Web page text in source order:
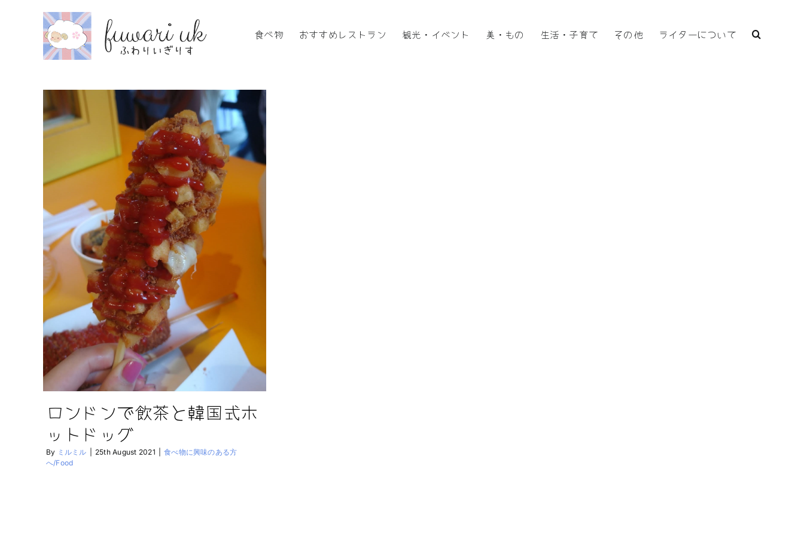
食べ物 おすすめレストラン 観光・イベント 美・もの 生活・子育て その他 ライターについて
ロンドンで飲茶と韓国式ホ
ットドッグ
By ミルミル 25th August 2021
食べ物に興味のある方
へ/Food